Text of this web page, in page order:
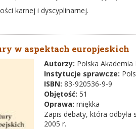
karnej i dyscyplinarnej.
w aspektach europjeskich
Autorzy: Polska Akademia
Instytucje sprawcze:
ISBN: 83-920536-9-9
Objętość: 51
Oprawa: miękka
Zapis debaty, która
2005 r.